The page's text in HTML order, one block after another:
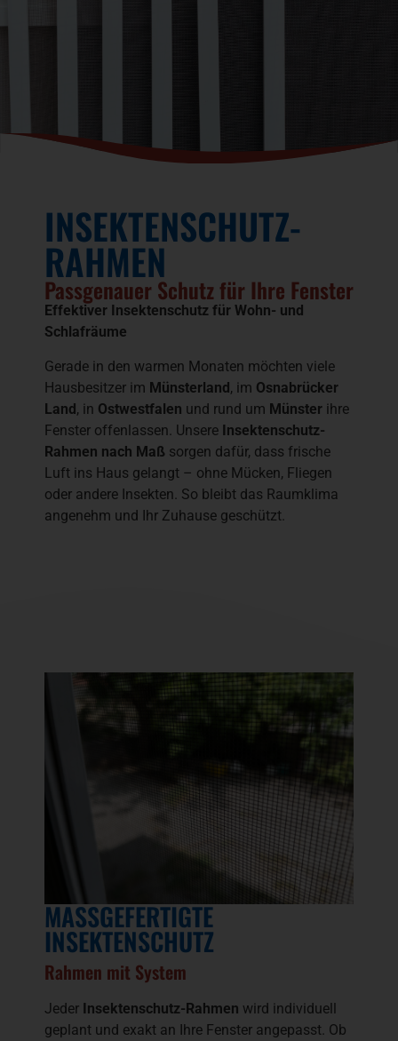
INSEKTENSCHUTZ-
RAHMEN
Passgenauer Schutz für Ihre Fenster
Effektiver Insektenschutz für Wohn- und
Schlafräume
Gerade in den warmen Monaten möchten viele
Hausbesitzer im Münsterland, im Osnabrücker
Land, in Ostwestfalen und rund um Münster ihre
Fenster offenlassen. Unsere Insektenschutz-
Rahmen nach Maß sorgen dafür, dass frische
Luft ins Haus gelangt – ohne Mücken, Fliegen
oder andere Insekten. So bleibt das Raumklima
angenehm und Ihr Zuhause geschützt.
MASSGEFERTIGTE I
NSEKTENSCHUTZ
Rahmen mit System
Jeder Insektenschutz-Rahmen wird individuell
geplant und exakt an Ihre Fenster angepasst. Ob